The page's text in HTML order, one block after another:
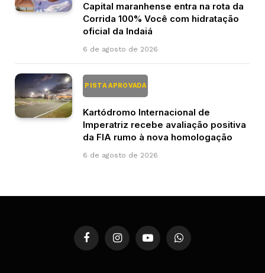
Capital maranhense entra na rota da
Corrida 100% Você com hidratação
oficial da Indaiá
6 de agosto de 2026
PISTA APROVADA
Kartódromo Internacional de
Imperatriz recebe avaliação positiva
da FIA rumo à nova homologação
6 de agosto de 2026
FacebookInstagramYouTubeWhatsApp